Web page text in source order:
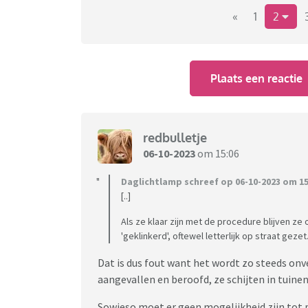
https://www.rtvnoord.nl/nieuws/1075109/
De burgerwacht Ter Apel kreeg maandag
Willeke Vroom van de burgerwacht. 'Onze
gestolen portemonnee uit Nieuw-Weerdinge
'Daarom werd de groep zo groot', zegt Vroom.
met een drone met warmtecamera. Een
het maïsveld konden kijken. Het leek bijna
man aan.
« 1 2
Plaats een reactie
redbulletje
06-10-2023om 15:06
Daglichtlamp schreef op 06-10-2023 om
[..]
Als ze klaar zijn met de procedure blijven ze
'geklinkerd', oftewel letterlijk op straat gezet.
Dat is dus fout want het wordt zo steeds
aangevallen en beroofd, ze schijten in